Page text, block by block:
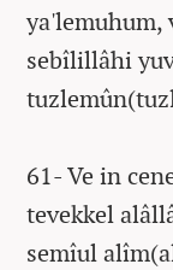
ya'lemuhum,
sebîlillâhi
61- Ve in
tevekkel
semîul